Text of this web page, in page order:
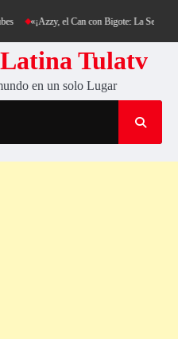
«¡Azzy, el Can con Bigote: La Sensación
Tulatv
en un solo Lugar